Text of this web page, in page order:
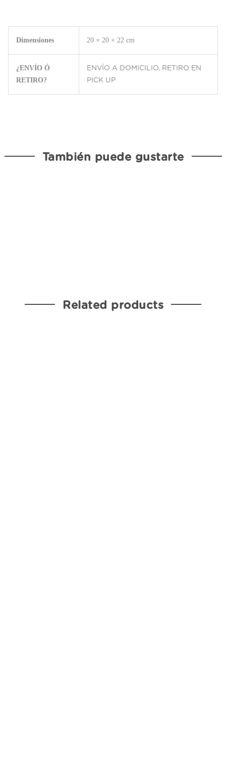
Dimensiones 20 × 20 × 22 cm
¿ENVÍO Ó
RETIRO?
ENVÍO A DOMICILIO, RETIRO EN
PICK UP
También puede gustarte
Related products